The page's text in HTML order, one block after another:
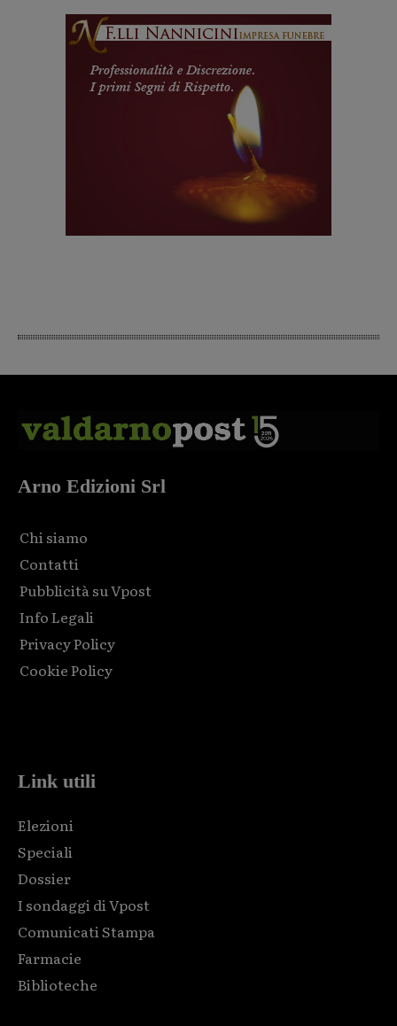
Arno Edizioni Srl
Chi siamo
Contatti
Pubblicità su Vpost
Info Legali
Privacy Policy
Cookie Policy
Link utili
Elezioni
Speciali
Dossier
I sondaggi di Vpost
Comunicati Stampa
Farmacie
Biblioteche